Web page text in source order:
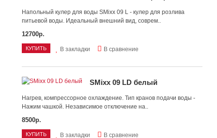
Напольный кулер для воды SMixx 09 L - кулер для розлива
питьевой воды. Идеальный внешний вид, соврем..
12700р.
КУПИТЬ В закладки В сравнение
SMixx 09 LD белый
Нагрев, компрессорное охлаждение. Тип кранов подачи воды -
Нажим чашкой. Независимое отключение на..
8500р.
КУПИТЬ В закладки В сравнение